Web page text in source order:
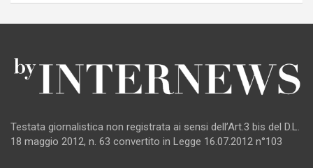
Testata giornalistica non registrata ai sensi dell’Art.3 bis del D.L.
18 maggio 2012, n. 63 convertito in Legge 16.07.2012 n°103